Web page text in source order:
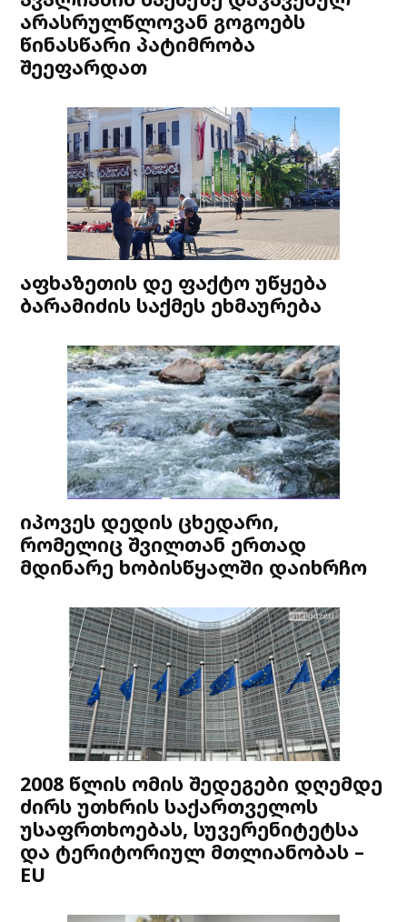
არასრულწლოვან გოგოებს
წინასწარი პატიმრობა
შეეფარდათ
აფხაზეთის დე ფაქტო უწყება
ბარამიძის საქმეს ეხმაურება
იპოვეს დედის ცხედარი,
რომელიც შვილთან ერთად
მდინარე ხობისწყალში დაიხრჩო
2008 წლის ომის შედეგები დღემდე
ძირს უთხრის საქართველოს
უსაფრთხოებას, სუვერენიტეტსა
და ტერიტორიულ მთლიანობას –
EU